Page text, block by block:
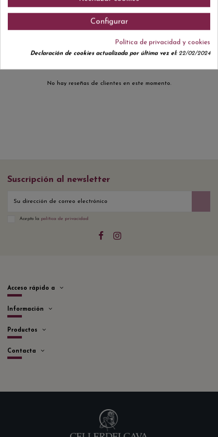
No hay reseñas de clientes en este momento.
Suscripción al newsletter
Acepto la política de privacidad
Acceso rápido a
Información
Productos
Contacta
Configurar
Política de privacidad y cookies
Declaración de cookies actualizada por última vez el:22/02/2024